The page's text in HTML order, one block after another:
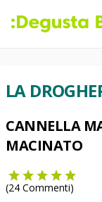
LA
CANNELLA
MACINATO
(24 Commenti)